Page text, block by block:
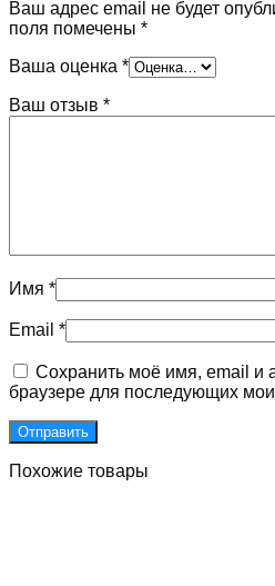
Ваш адрес email не будет
поля помечены *
Ваша оценка *
Ваш отзыв *
Имя *
Email *
Сохранить моё имя, email и
браузере для последующих
Похожие товары